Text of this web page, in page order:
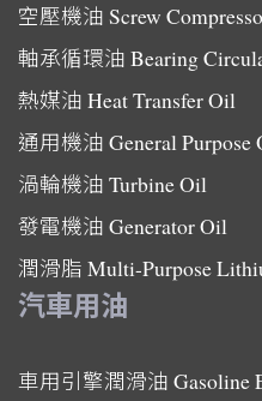
空壓機油 Screw
軸承循環油 Bearing
熱媒油 Heat Transfer Oil
通用機油 General Purpose
渦輪機油 Turbine Oil
發電機油 Generator Oil
潤滑脂 Multi-Purpose
汽車用油
車用引擎潤滑油 Gasoline